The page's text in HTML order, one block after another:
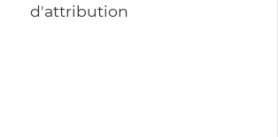
d'attribution